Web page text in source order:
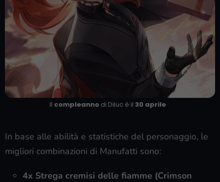
Il compleanno di Diluc è il 30 aprile
In base alle abilità e statistiche del personaggio, le
migliori combinazioni di Manufatti sono:
4x Strega cremisi delle fiamme (Crimson